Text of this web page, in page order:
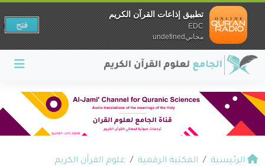
الرئيسية المكتبة الرقمية
علوم القرآن الكريم
تطبيق إذاعات القرآن الكريم
EDC
مجانيundefined
فتح